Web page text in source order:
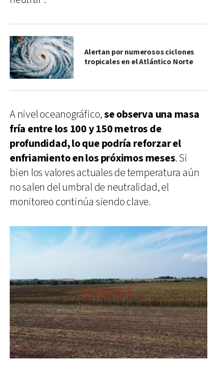
Alertan por numerosos ciclones
tropicales en el Atlántico Norte
A nivel oceanográfico,se observa una masa
fría entre los 100 y 150 metros de
profundidad, lo que podría reforzar el
enfriamiento en los próximos meses. Si
bien los valores actuales de temperatura aún
no salen del umbral de neutralidad, el
monitoreo continúa siendo clave.